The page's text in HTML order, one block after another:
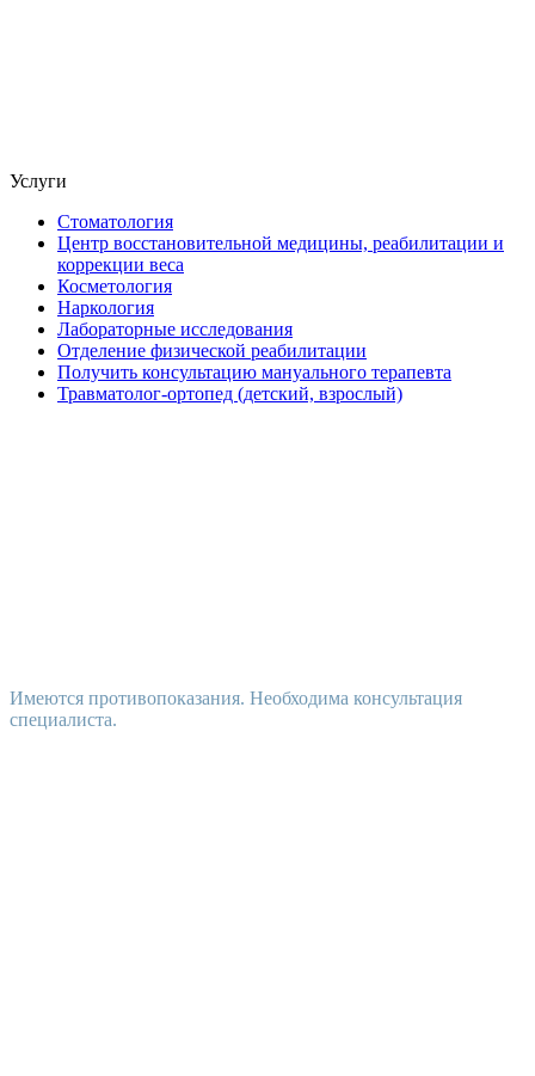
Услуги
Стоматология
Центр восстановительной медицины, реабилитации и
коррекции веса
Косметология
Наркология
Лабораторные исследования
Отделение физической реабилитации
Получить консультацию мануального терапевта
Травматолог-ортопед (детский, взрослый)
Имеются противопоказания. Необходима консультация
специалиста.